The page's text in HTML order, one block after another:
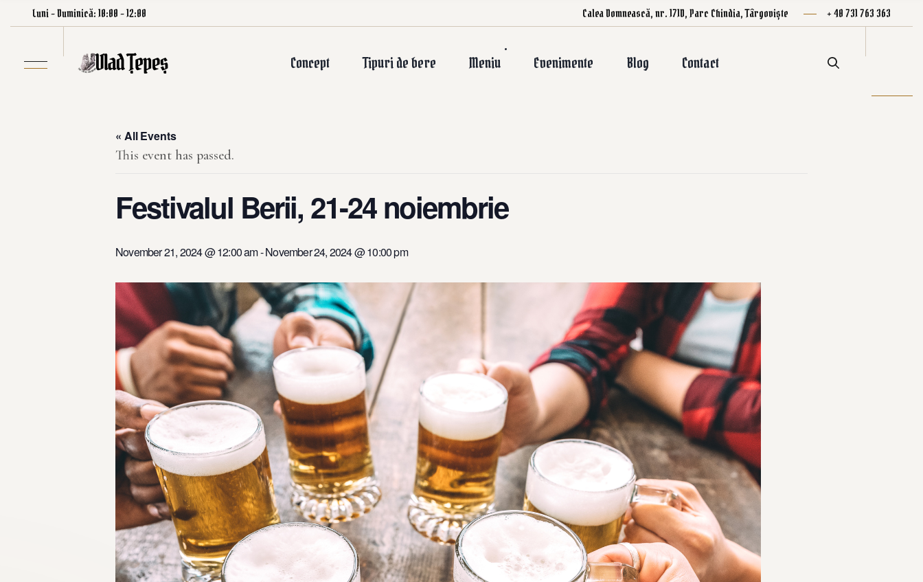
Luni – Duminică: 10:00 – 12:00 Calea Domnească, nr. 171D, Parc Chindia, Târgoviște + 40 731 763 363
Concept Tipuri de bere Meniu Evenimente Blog Contact
« All Events
This event has passed.
Festivalul Berii, 21-24 noiembrie
November 21, 2024 @ 12:00 am-November 24, 2024 @ 10:00 pm